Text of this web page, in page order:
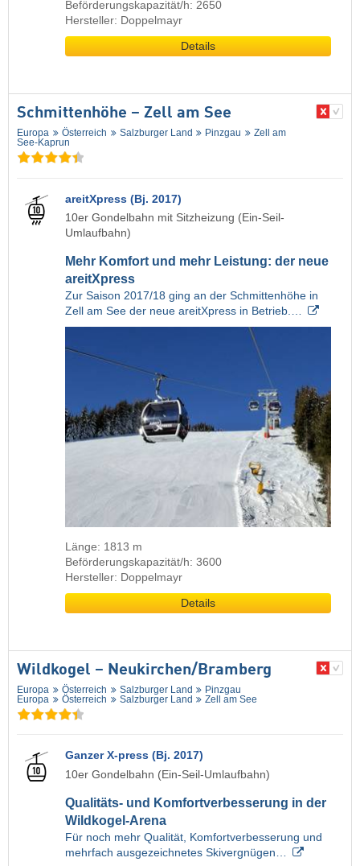
Beförderungskapazität/h: 2650
Hersteller: Doppelmayr
Details
Schmittenhöhe – Zell am See
Europa Österreich Salzburger Land Pinzgau
Zell am
See-Kaprun
areitXpress (Bj. 2017)
10er Gondelbahn mit Sitzheizung (Ein-Seil-
Umlaufbahn)
Mehr Komfort und mehr Leistung: der neue
areitXpress
Zur Saison 2017/18 ging an der Schmittenhöhe in
Zell am See der neue areitXpress in Betrieb.…
Länge: 1813 m
Beförderungskapazität/h: 3600
Hersteller: Doppelmayr
Details
Wildkogel – Neukirchen/​Bramberg
Europa Österreich Salzburger Land
Pinzgau
Europa
Österreich Salzburger Land Zell am See
Ganzer X-press (Bj. 2017)
10er Gondelbahn (Ein-Seil-Umlaufbahn)
Qualitäts- und Komfortverbesserung in der
Wildkogel-Arena
Für noch mehr Qualität, Komfortverbesserung und
mehrfach ausgezeichnetes Skivergnügen…